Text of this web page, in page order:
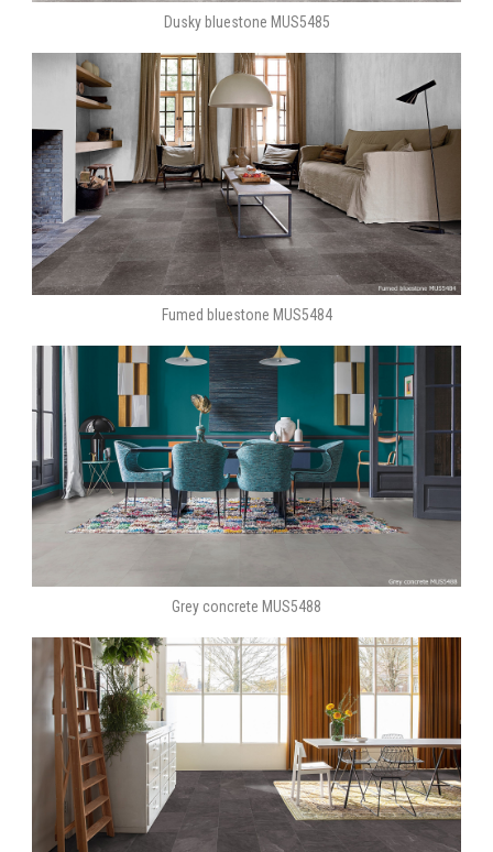
Dusky bluestone MUS5485
Fumed bluestone MUS5484
Grey concrete MUS5488